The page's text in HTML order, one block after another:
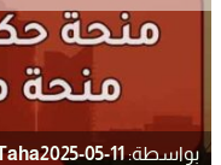
بواسطة:2025-05-11